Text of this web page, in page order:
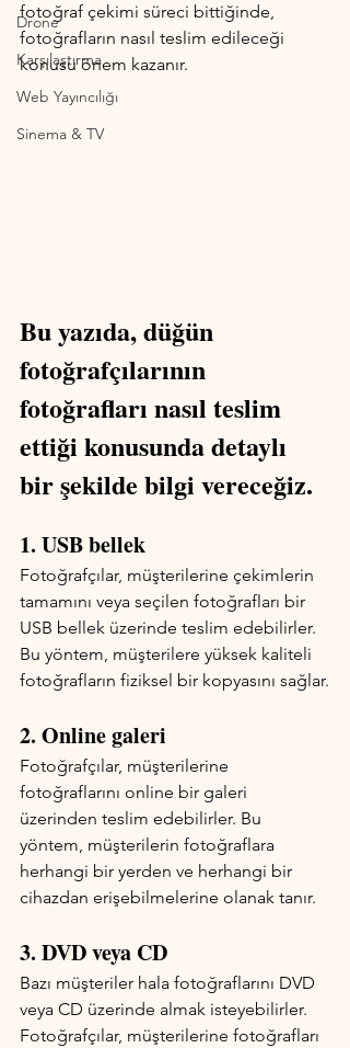
Drone
Karşılaştırma
Web Yayıncılığı
Sinema & TV
fotoğraf çekimi süreci bittiğinde,
fotoğrafların nasıl teslim edileceği
konusu önem kazanır.
Bu yazıda, düğün
fotoğrafçılarının
fotoğrafları nasıl teslim
ettiği konusunda detaylı
bir şekilde bilgi vereceğiz.
1. USB bellek
Fotoğrafçılar, müşterilerine çekimlerin
tamamını veya seçilen fotoğrafları bir
USB bellek üzerinde teslim edebilirler.
Bu yöntem, müşterilere yüksek kaliteli
fotoğrafların fiziksel bir kopyasını sağlar.
2. Online galeri
Fotoğrafçılar, müşterilerine
fotoğraflarını online bir galeri
üzerinden teslim edebilirler. Bu
yöntem, müşterilerin fotoğraflara
herhangi bir yerden ve herhangi bir
cihazdan erişebilmelerine olanak tanır.
3. DVD veya CD
Bazı müşteriler hala fotoğraflarını DVD
veya CD üzerinde almak isteyebilirler.
Fotoğrafçılar, müşterilerine fotoğrafları